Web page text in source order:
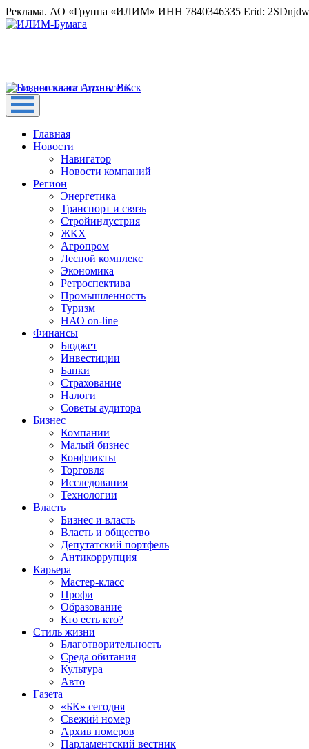
Реклама. АО «Группа «ИЛИМ» ИНН 7840346335 Erid:
Главная
Новости
Навигатор
Новости компаний
Регион
Энергетика
Транспорт и связь
Стройиндустрия
ЖКХ
Агропром
Лесной комплекс
Экономика
Ретроспектива
Промышленность
Туризм
НАО on-line
Финансы
Бюджет
Инвестиции
Банки
Страхование
Налоги
Советы аудитора
Бизнес
Компании
Малый бизнес
Конфликты
Торговля
Исследования
Технологии
Власть
Бизнес и власть
Власть и общество
Депутатский портфель
Антикоррупция
Карьера
Мастер-класс
Профи
Образование
Кто есть кто?
Стиль жизни
Благотворительность
Среда обитания
Культура
Авто
Газета
«БК» сегодня
Свежий номер
Архив номеров
Парламентский вестник